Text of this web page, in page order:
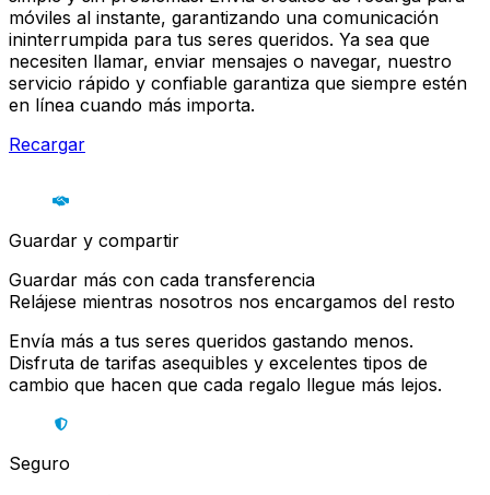
móviles al instante, garantizando una comunicación
ininterrumpida para tus seres queridos. Ya sea que
necesiten llamar, enviar mensajes o navegar, nuestro
servicio rápido y confiable garantiza que siempre estén
en línea cuando más importa.
Recargar
Guardar y compartir
Guardar más con cada transferencia
Relájese mientras nosotros nos encargamos del resto
Envía más a tus seres queridos gastando menos.
Disfruta de tarifas asequibles y excelentes tipos de
cambio que hacen que cada regalo llegue más lejos.
Seguro